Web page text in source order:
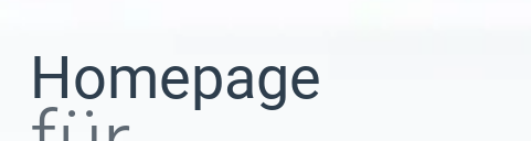
Homepage